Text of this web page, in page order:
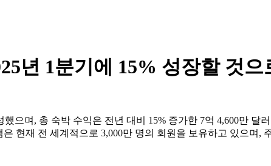
년 1분기에 15% 성장할 것
으며, 총 숙박 수익은 전년 대비 15% 증가한 7억 4,600만 달
현재 전 세계적으로 3,000만 명의 회원을 보유하고 있으며,